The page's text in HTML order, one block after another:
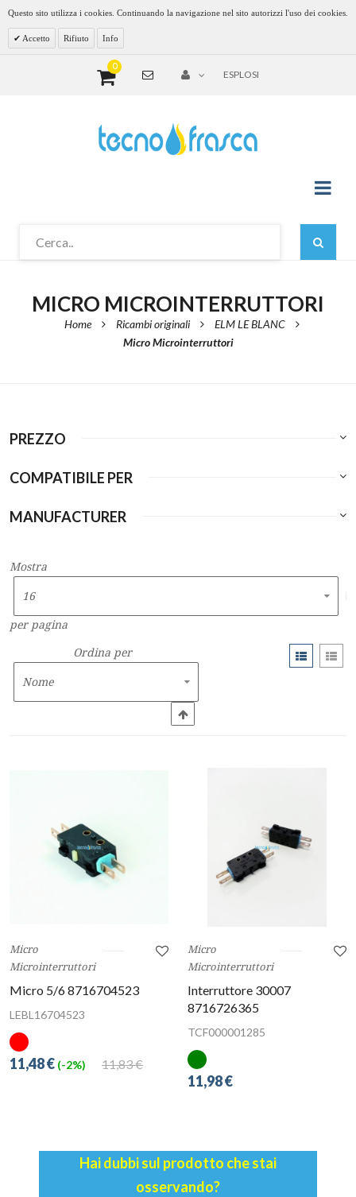
Questo sito utilizza i cookies. Continuando la navigazione nel sito autorizzi l'uso dei cookies.
Accetto Rifiuto Info
0
ESPLOSI
MICRO MICROINTERRUTTORI
Home Ricambi originali
ELM LE BLANC
Micro Microinterruttori
PREZZO
COMPATIBILE PER
MANUFACTURER
Mostra
per pagina
Ordina per
Micro
Microinterruttori
Micro 5/6 8716704523
LEBL16704523
11,83 €
11,48 € (-2%)
Micro
Microinterruttori
Interruttore 30007
8716726365
TCF000001285
11,98 €
Hai dubbi sul prodotto che stai
osservando?